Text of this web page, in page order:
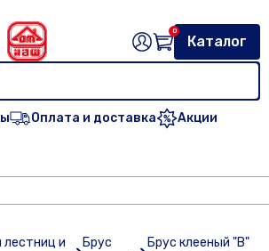
Оплата и доставка Акции
Каталог
0
и
Брус
Брус клееный "В"